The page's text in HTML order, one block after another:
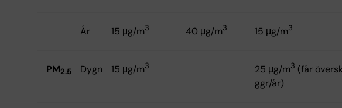
År 15 μg/m3 40 μg/m3 15 μg/m3
PM2.5 Dygn 15 μg/m3 25 μg/m3 (får
ggr/år)